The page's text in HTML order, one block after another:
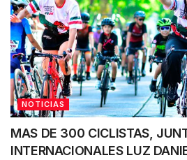
NOTICIAS
MAS DE 300 CICLISTAS,
INTERNACIONALES LUZ